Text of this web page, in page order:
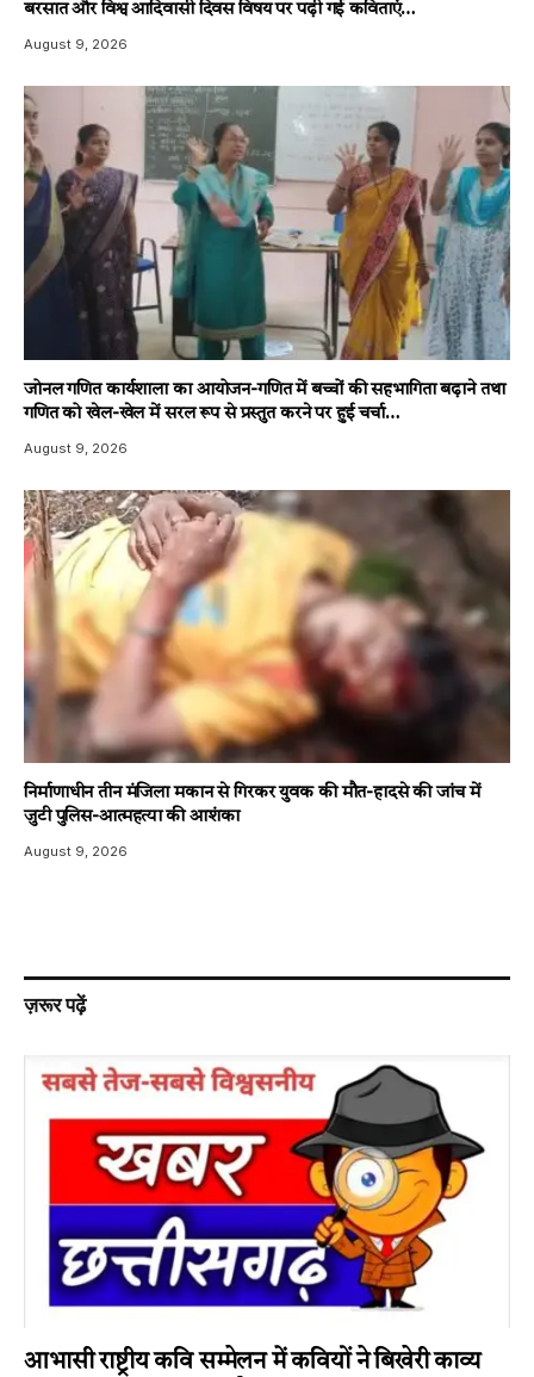
बरसात और विश्व आदिवासी दिवस विषय पर पढ़ी गई कविताएं…
August 9, 2026
जोनल गणित कार्यशाला का आयोजन-गणित में बच्चों की सहभागिता बढ़ाने तथा
गणित को खेल-खेल में सरल रूप से प्रस्तुत करने पर हुई चर्चा…
August 9, 2026
निर्माणाधीन तीन मंजिला मकान से गिरकर युवक की मौत-हादसे की जांच में
जुटी पुलिस-आत्महत्या की आशंका
August 9, 2026
ज़रूर पढ़ें
आभासी राष्ट्रीय कवि सम्मेलन में कवियों ने बिखेरी काव्य